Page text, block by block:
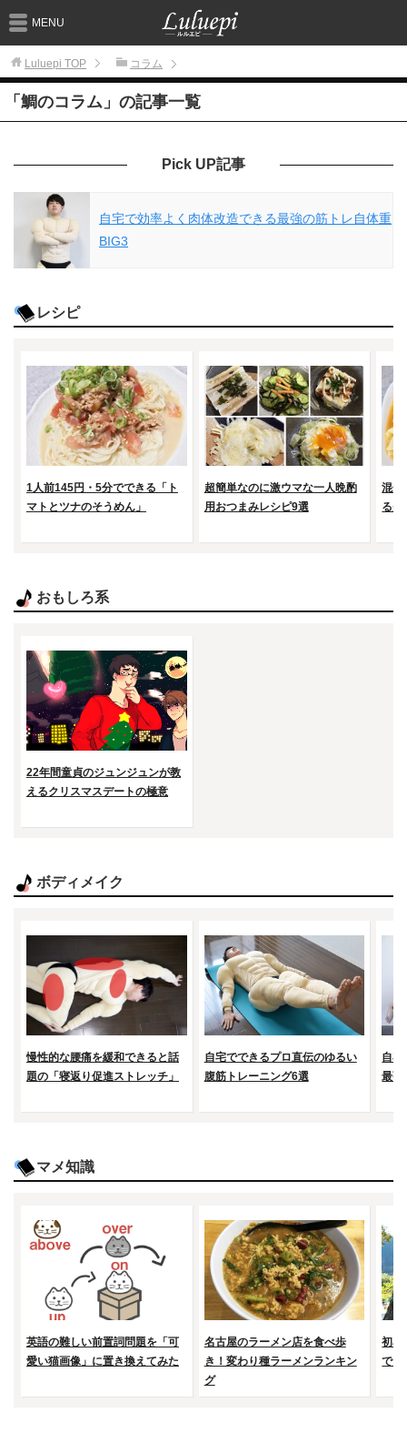
MENU
Luluepi TOP コラム
「鯛のコラム」の記事一覧
Pick UP記事
自宅で効率よく肉体改造できる最強の筋トレ自体重
BIG3
レシピ
1人前145円・5分でできる「ト
マトとツナのそうめん」
超簡単なのに激ウマな一人晩酌
用おつまみレシピ9選
混ぜ
る美
おもしろ系
22年間童貞のジュンジュンが教
えるクリスマスデートの極意
ボディメイク
慢性的な腰痛を緩和できると話
題の「寝返り促進ストレッチ」
自宅でできるプロ直伝のゆるい
腹筋トレーニング6選
自宅
最強
マメ知識
英語の難しい前置詞問題を「可
愛い猫画像」に置き換えてみた
名古屋のラーメン店を食べ歩
き！変わり種ラーメンランキン
グ
初め
で山